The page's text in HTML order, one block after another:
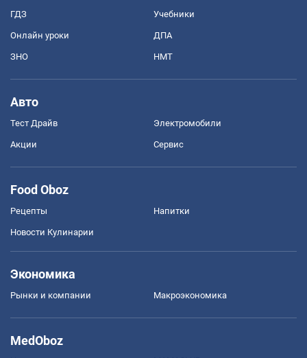
ГДЗ Учебники
Онлайн уроки ДПА
ЗНО НМТ
Авто
Тест Драйв Электромобили
Акции Сервис
Food Oboz
Рецепты Напитки
Новости Кулинарии
Экономика
Рынки и компании Mакроэкономика
MedOboz